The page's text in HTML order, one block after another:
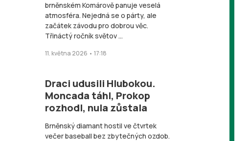
brněnském Komárově panuje veselá
atmosféra. Nejedná se o párty, ale
začátek závodu pro dobrou věc.
Třináctý ročník světov ...
11. května 2026 • 17:18
Draci udusili Hlubokou.
Moncada táhl, Prokop
rozhodl, nula zůstala
Brněnský diamant hostil ve čtvrtek
večer baseball bez zbytečných ozdob.